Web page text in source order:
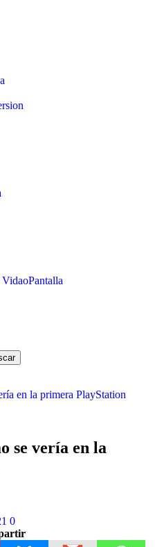
en la primera PlayStation
se vería en la
0